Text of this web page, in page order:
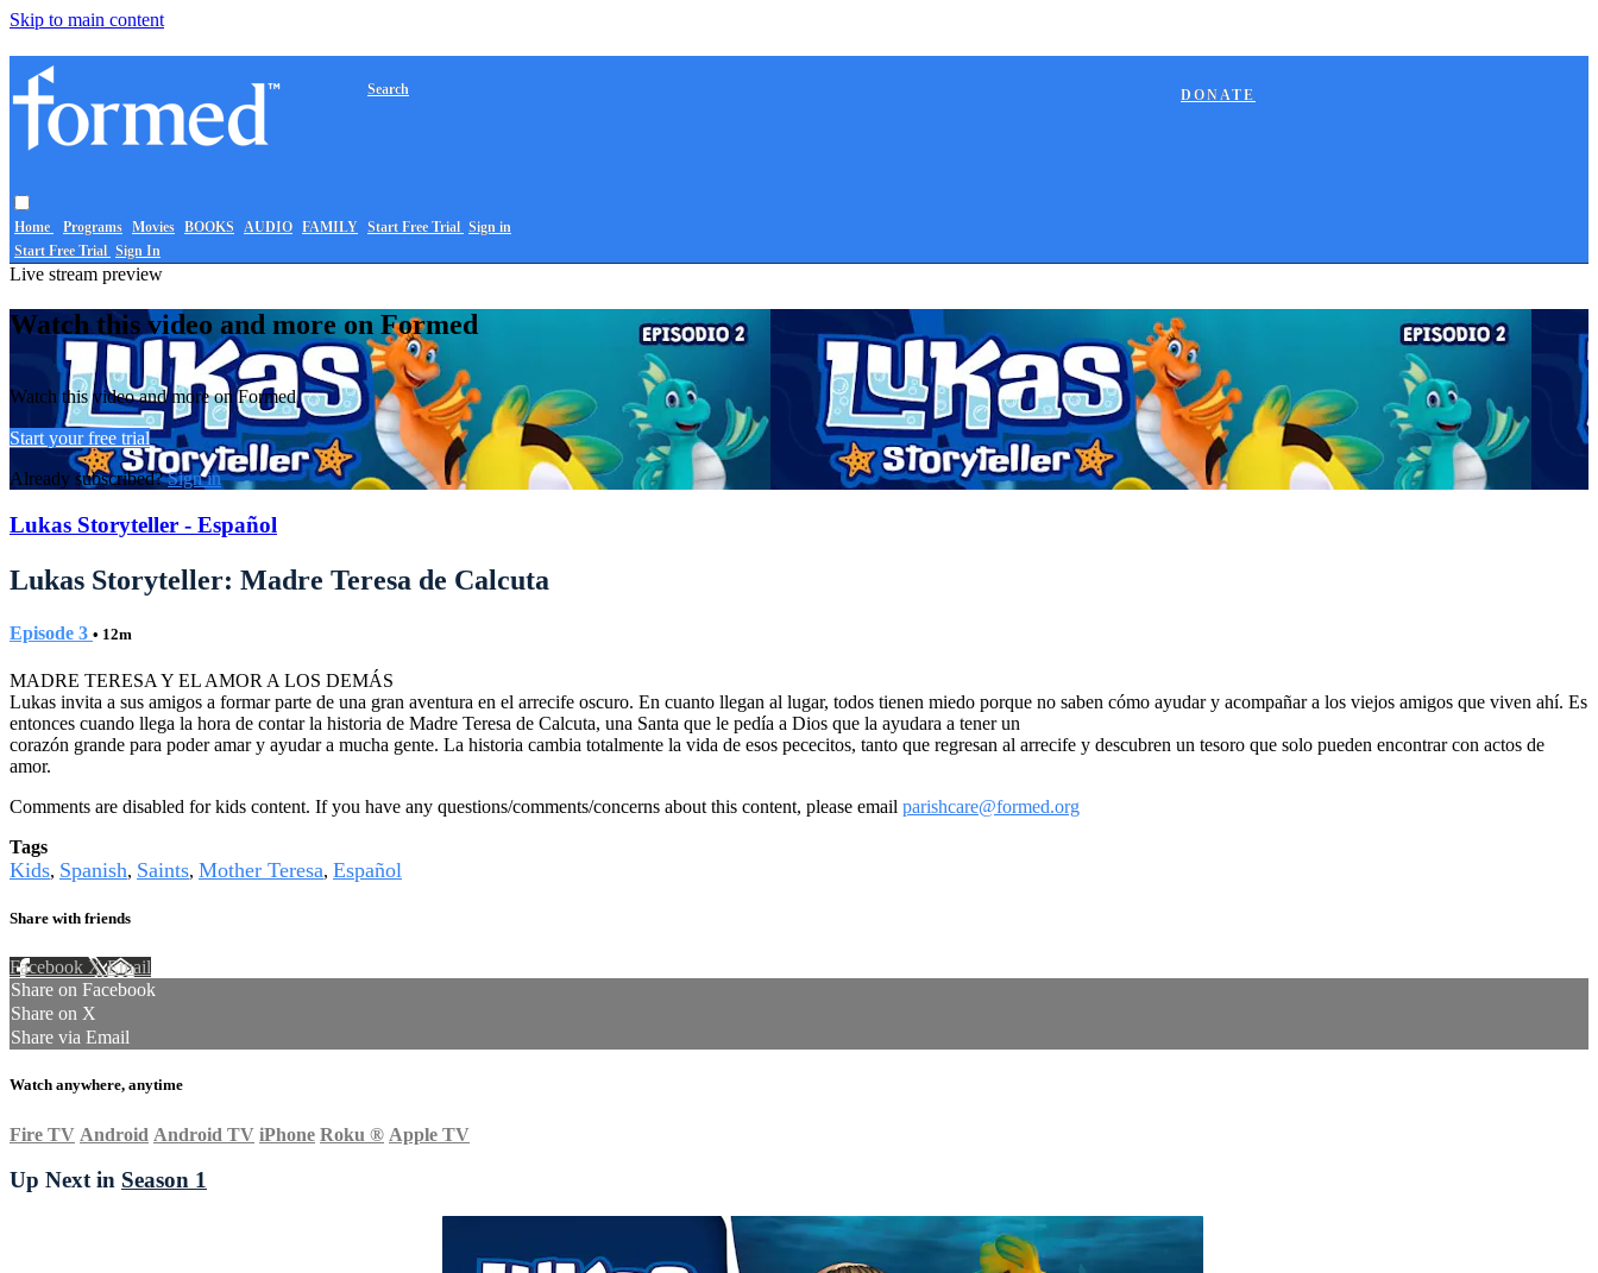
Skip to main content
Home Programs Movies BOOKS AUDIO FAMILY
DONATE
Search
Start Free Trial Sign in
Start Free Trial Sign In
Live stream preview
Watch this video and more on Formed
Watch this video and more on Formed
Start your free trial
Already subscribed?Sign in
Lukas Storyteller - Español
Lukas Storyteller: Madre Teresa de Calcuta
Episode 3 • 12m
MADRE TERESA Y EL AMOR A LOS DEMÁS
Lukas invita a sus amigos a formar parte de una gran aventura en el arrecife oscuro. En cuanto llegan al lugar, todos tienen miedo porque no saben cómo ayudar y acompañar a los viejos amigos que viven ahí. Es
entonces cuando llega la hora de contar la historia de Madre Teresa de Calcuta, una Santa que le pedía a Dios que la ayudara a tener un
corazón grande para poder amar y ayudar a mucha gente. La historia cambia totalmente la vida de esos pececitos, tanto que regresan al arrecife y descubren un tesoro que solo pueden encontrar con actos de
amor.
Comments are disabled for kids content. If you have any questions/comments/concerns about this content, please email parishcare@formed.org
Tags
Kids, Spanish, Saints, Mother Teresa, Español
Share with friends
Facebook XEmail
Share on Facebook
Share on X
Share via Email
Watch anywhere, anytime
Fire TV Android Android TV iPhone Roku ® Apple TV
Up Next in Season 1